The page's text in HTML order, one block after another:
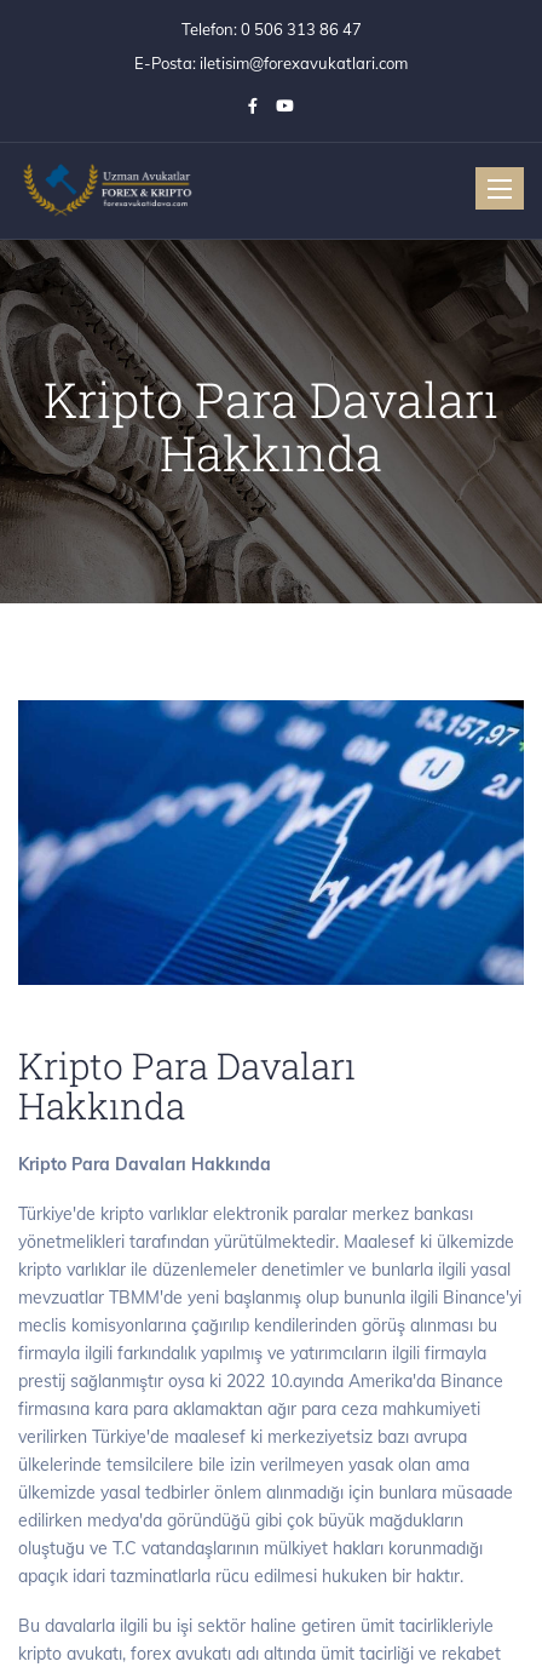
Telefon:0 506 313 86 47
E-Posta: iletisim@forexavukatlari.com
Kripto Para Davaları
Hakkında
Kripto Para Davaları
Hakkında
Kripto Para Davaları Hakkında
Türkiye'de kripto varlıklar elektronik paralar merkez bankası
yönetmelikleri tarafından yürütülmektedir. Maalesef ki ülkemizde
kripto varlıklar ile düzenlemeler denetimler ve bunlarla ilgili yasal
mevzuatlar TBMM'de yeni başlanmış olup bununla ilgili Binance'yi
meclis komisyonlarına çağırılıp kendilerinden görüş alınması bu
firmayla ilgili farkındalık yapılmış ve yatırımcıların ilgili firmayla
prestij sağlanmıştır oysa ki 2022 10.ayında Amerika'da Binance
firmasına kara para aklamaktan ağır para ceza mahkumiyeti
verilirken Türkiye'de maalesef ki merkeziyetsiz bazı avrupa
ülkelerinde temsilcilere bile izin verilmeyen yasak olan ama
ülkemizde yasal tedbirler önlem alınmadığı için bunlara müsaade
edilirken medya'da göründüğü gibi çok büyük mağdukların
oluştuğu ve T.C vatandaşlarının mülkiyet hakları korunmadığı
apaçık idari tazminatlarla rücu edilmesi hukuken bir haktır.
Bu davalarla ilgili bu işi sektör haline getiren ümit tacirlikleriyle
kripto avukatı, forex avukatı adı altında ümit tacirliği ve rekabet